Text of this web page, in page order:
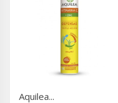
Aquilea...